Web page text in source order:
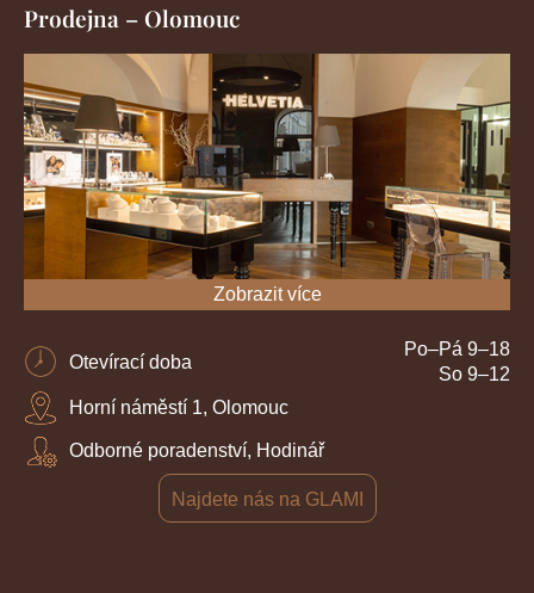
Prodejna – Olomouc
Zobrazit více
Otevírací doba
Po–Pá 9–18
So 9–12
Horní náměstí 1, Olomouc
Odborné poradenství, Hodinář
Najdete nás na GLAMI